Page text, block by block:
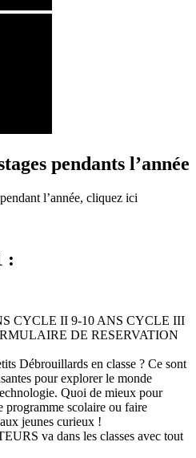
pendants l’année
l’année, cliquez ici
:
CYCLE II 9-10 ANS CYCLE III
DE RESERVATION
Débrouillards en classe ? Ce sont
pour explorer le monde
Quoi de mieux pour
programme scolaire ou faire
jeunes curieux !
va dans les classes avec tout